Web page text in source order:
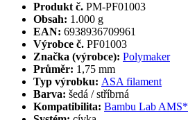
Produkt č. PM-PF01003
Obsah: 1.000 g
EAN: 6938936709961
Výrobce č. PF01003
Značka (výrobce): Polymaker
Průměr: 1,75 mm
Typ výrobku: ASA filament
Barva: šedá / stříbrná
Kompatibilita: Bambu Lab AMS*